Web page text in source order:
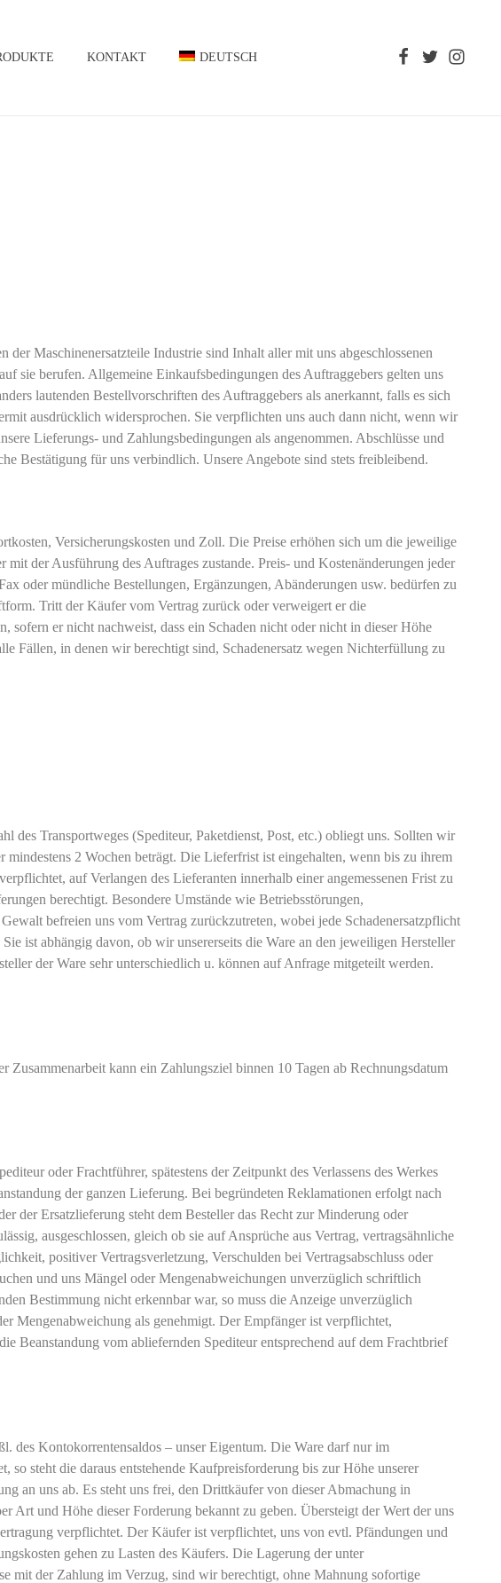
KONTAKT DEUTSCH
Maschinenersatzteile Industrie sind Inhalt aller mit uns abgeschlossenen
sie berufen. Allgemeine Einkaufsbedingungen des Auftraggebers gelten uns
lautenden Bestellvorschriften des Auftraggebers als anerkannt, falls es sich
ausdrücklich widersprochen. Sie verpflichten uns auch dann nicht, wenn wir
Lieferungs- und Zahlungsbedingungen als angenommen. Abschlüsse und
Bestätigung für uns verbindlich. Unsere Angebote sind stets freibleibend.
Versicherungskosten und Zoll. Die Preise erhöhen sich um die jeweilige
der Ausführung des Auftrages zustande. Preis- und Kostenänderungen jeder
oder mündliche Bestellungen, Ergänzungen, Abänderungen usw. bedürfen zu
Tritt der Käufer vom Vertrag zurück oder verweigert er die
sofern er nicht nachweist, dass ein Schaden nicht oder nicht in dieser Höhe
Fällen, in denen wir berechtigt sind, Schadenersatz wegen Nichterfüllung zu
Transportweges (Spediteur, Paketdienst, Post, etc.) obliegt uns. Sollten wir
2 Wochen beträgt. Die Lieferfrist ist eingehalten, wenn bis zu ihrem
auf Verlangen des Lieferanten innerhalb einer angemessenen Frist zu
berechtigt. Besondere Umstände wie Betriebsstörungen,
befreien uns vom Vertrag zurückzutreten, wobei jede Schadenersatzpflicht
ist abhängig davon, ob wir unsererseits die Ware an den jeweiligen Hersteller
der Ware sehr unterschiedlich u. können auf Anfrage mitgeteilt werden.
kann ein Zahlungsziel binnen 10 Tagen ab Rechnungsdatum
oder Frachtführer, spätestens der Zeitpunkt des Verlassens des Werkes
der ganzen Lieferung. Bei begründeten Reklamationen erfolgt nach
der Ersatzlieferung steht dem Besteller das Recht zur Minderung oder
ausgeschlossen, gleich ob sie auf Ansprüche aus Vertrag, vertragsähnliche
positiver Vertragsverletzung, Verschulden bei Vertragsabschluss oder
und uns Mängel oder Mengenabweichungen unverzüglich schriftlich
Bestimmung nicht erkennbar war, so muss die Anzeige unverzüglich
Mengenabweichung als genehmigt. Der Empfänger ist verpflichtet,
Beanstandung vom abliefernden Spediteur entsprechend auf dem Frachtbrief
des Kontokorrentensaldos – unser Eigentum. Die Ware darf nur im
so steht die daraus entstehende Kaufpreisforderung bis zur Höhe unserer
an uns ab. Es steht uns frei, den Drittkäufer von dieser Abmachung in
und Höhe dieser Forderung bekannt zu geben. Übersteigt der Wert der uns
verpflichtet. Der Käufer ist verpflichtet, uns von evtl. Pfändungen und
gehen zu Lasten des Käufers. Die Lagerung der unter
mit der Zahlung im Verzug, sind wir berechtigt, ohne Mahnung sofortige